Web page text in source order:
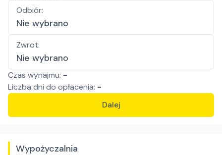
Odbiór:
Nie wybrano
Zwrot:
Nie wybrano
Czas wynajmu: -
Liczba dni do opłacenia: -
Dalej
Wypożyczalnia